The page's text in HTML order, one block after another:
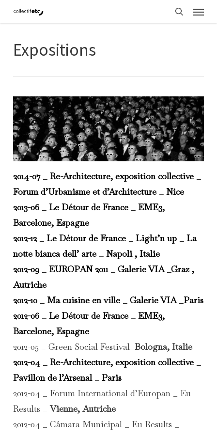
content
Menu
Expositions
2014-07 _ Re-Architecture, exposition collective _
Forum d’Urbanisme et d’Architecture _ Nice
2013-06 _ Le Détour de France _ EME3,
Barcelone, Espagne
2012-12 _ Le Détour de France _ Light’n up _ La
notte bianca dell’ arte _ Napoli , Italie
2012-09 _ EUROPAN 2011 _Galerie VIA _Graz ,
Autriche
2012-10 _ Ma cuisine en ville _Galerie VIA _Paris
2012-06 _ Le Détour de France _ EME3,
Barcelone, Espagne
2012-05 _ Green Social Festival_ Bologna, Italie
2012-04 _Re-Architecture, exposition collective_
Pavillon de l’Arsenal _ Paris
2012-04 _ Forum International d’Europan _ E11
Results _Vienne, Autriche
2012-04 _ Câmara Municipal _ E11 Results _